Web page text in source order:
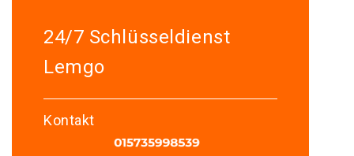
24/7 Schlüsseldienst
Lemgo
Kontakt